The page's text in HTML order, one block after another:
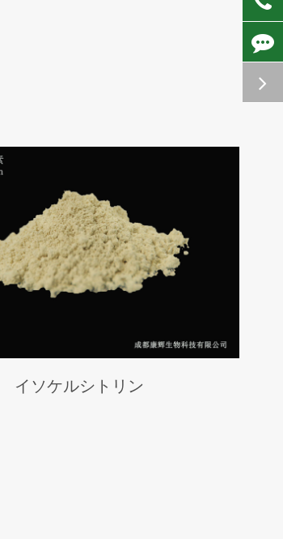
イソケルシトリン